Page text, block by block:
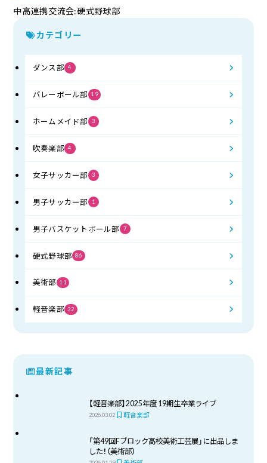
中高連携交流会:硬式野球部
カテゴリー
ダンス部 4
バレーボール部 19
ホームメイド部 3
吹奏楽部 4
女子サッカー部 3
男子サッカー部 1
男子バスケットボール部 7
硬式野球部 86
美術部 11
軽音楽部 32
最新記事
【軽音楽部】2025年度 19期生卒業ライブ
2026.03.02 軽音楽部
「第49回Fブロック高校美術工芸展」に出品しま
した！（美術部）